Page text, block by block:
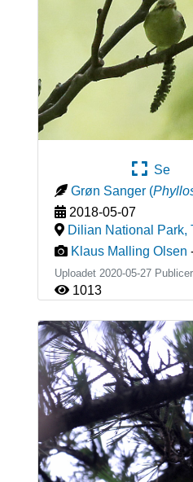
Se
Grøn Sanger (
2018-05-07
Dilian National Park,
Klaus Malling Olsen
Uploadet 2020-05-27
1013